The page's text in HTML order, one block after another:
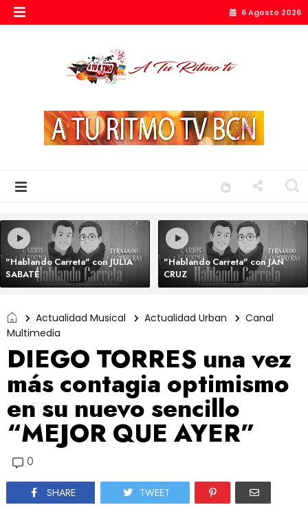
6 Agosto 2026
"Hablando Carreta" con JULIA
SABATÉ
"Hablando Carreta" con JAN
CRUZ
Actualidad Musical Actualidad Urban
Canal
Multimedia
DIEGO TORRES una vez
más contagia optimismo
en su nuevo sencillo
“MEJOR QUE AYER”
0
SHARE TWEET